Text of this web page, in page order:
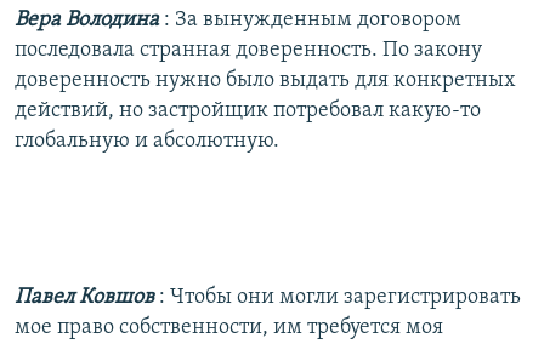
Вера Володина : За вынужденным договором
последовала странная доверенность. По закону
доверенность нужно было выдать для конкретных
действий, но застройщик потребовал какую-то
глобальную и абсолютную.
Павел Ковшов : Чтобы они могли зарегистрировать
мое право собственности, им требуется моя